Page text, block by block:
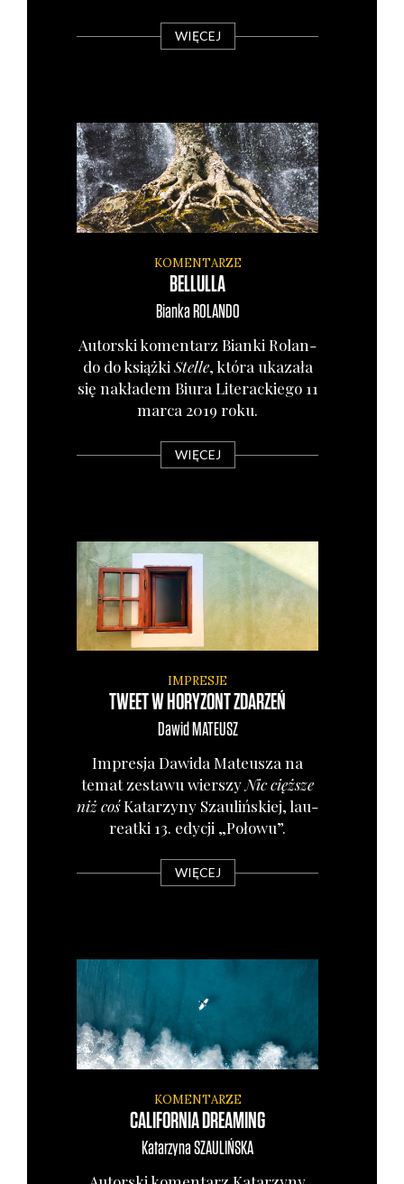
WIĘCEJ
KOMENTARZE
BELLULLA
Bianka ROLANDO
Autor­ski komen­tarz Bian­ki Rolan­
do do książ­ki Stel­le, któ­ra uka­za­ła
się nakła­dem Biu­ra Lite­rac­kie­go 11
mar­ca 2019 roku.
WIĘCEJ
IMPRESJE
TWEET W HORYZONT ZDARZEŃ
Dawid MATEUSZ
Impre­sja Dawi­da Mate­usza na
temat zesta­wu wier­szy Nic cięż­sze
niż cośKata­rzy­ny Szau­liń­skiej, lau­
re­at­ki 13. edy­cji „Poło­wu”.
WIĘCEJ
KOMENTARZE
CALIFORNIA DREAMING
KatarzynaSZAULIŃSKA